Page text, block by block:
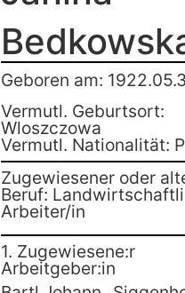
Geboren am:
Vermutl. Geburtsort:
Wloszczowa
Vermutl. Nationalität:
Zugewiesener oder
Beruf:
Arbeiter/in
1. Zugewiesene:r
Arbeitgeber:in